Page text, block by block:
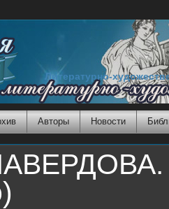
Литературно-
Авторы Новости